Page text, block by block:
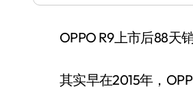
OPPO R9上市后88天销
其实早在2015年，